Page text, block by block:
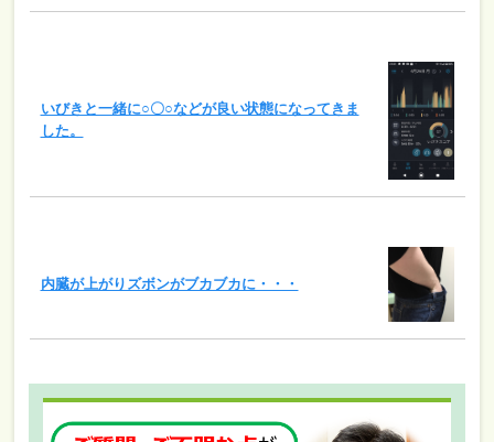
いびきと一緒に○〇○などが良い状態になってきま
した。
内臓が上がりズボンがブカブカに・・・